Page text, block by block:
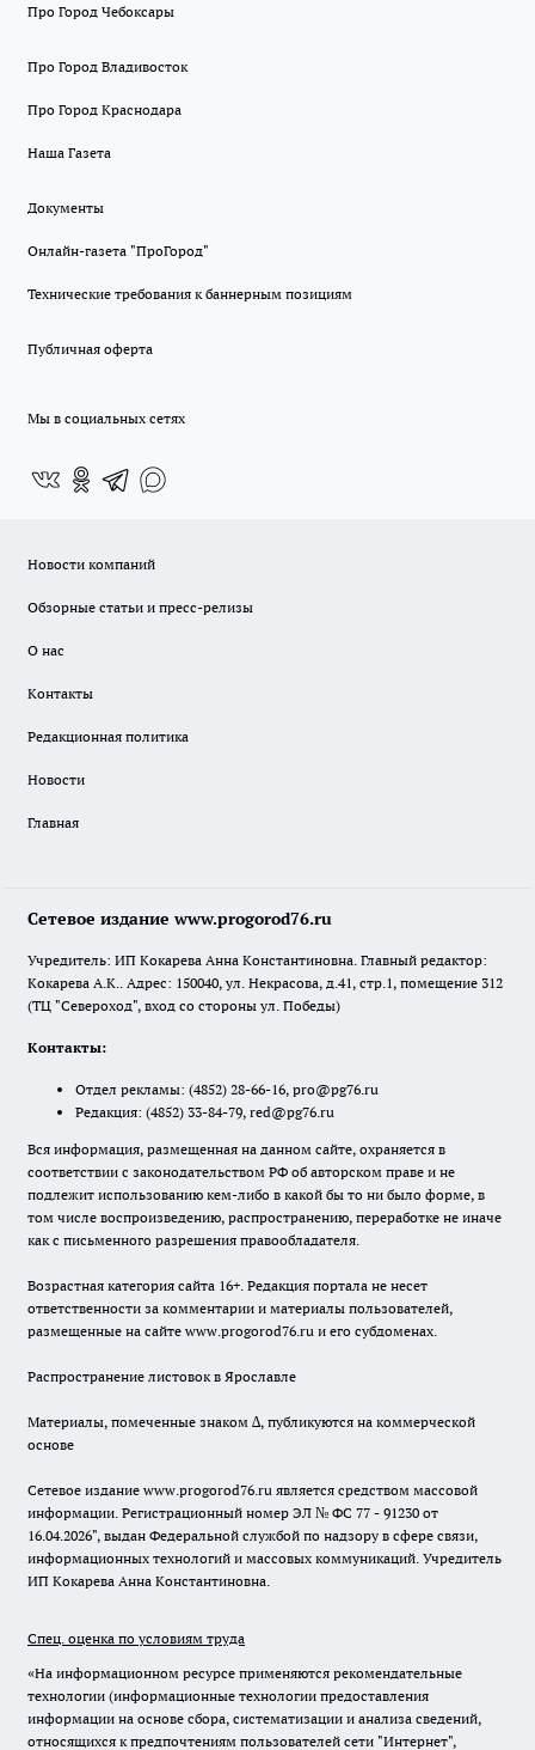
Про Город Чебоксары
Про Город Владивосток
Про Город Краснодара
Наша Газета
Документы
Онлайн-газета "ПроГород"
Технические требования к баннерным позициям
Публичная оферта
Мы в социальных сетях
Новости компаний
Обзорные статьи и пресс-релизы
О нас
Контакты
Редакционная политика
Новости
Главная
Сетевое издание www.progorod76.ru
Учредитель: ИП Кокарева Анна Константиновна. Главный редактор:
Кокарева А.К.. Адрес: 150040, ул. Некрасова, д.41, стр.1, помещение 312
(ТЦ "Североход", вход со стороны ул. Победы)
Контакты:
Отдел рекламы: (4852) 28-66-16, pro@pg76.ru
Редакция: (4852) 33-84-79, red@pg76.ru
Вся информация, размещенная на данном сайте, охраняется в
соответствии с законодательством РФ об авторском праве и не
подлежит использованию кем-либо в какой бы то ни было форме, в
том числе воспроизведению, распространению, переработке не иначе
как с письменного разрешения правообладателя.
Возрастная категория сайта 16+. Редакция портала не несет
ответственности за комментарии и материалы пользователей,
размещенные на сайте www.progorod76.ru и его субдоменах.
Распространение листовок в Ярославле
Материалы, помеченные знаком ∆, публикуются на коммерческой
основе
Сетевое издание www.progorod76.ru является средством массовой
информации. Регистрационный номер ЭЛ № ФС 77 - 91230 от
16.04.2026", выдан Федеральной службой по надзору в сфере связи,
информационных технологий и массовых коммуникаций. Учредитель
ИП Кокарева Анна Константиновна.
Спец. оценка по условиям труда
«На информационном ресурсе применяются рекомендательные
технологии (информационные технологии предоставления
информации на основе сбора, систематизации и анализа сведений,
относящихся к предпочтениям пользователей сети "Интернет",